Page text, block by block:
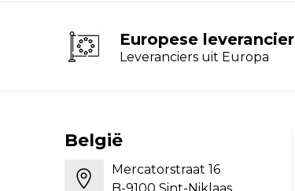
Europese leverancier
Leveranciers uit Europa
België
Mercatorstraat 16
B-9100 Sint-Niklaas